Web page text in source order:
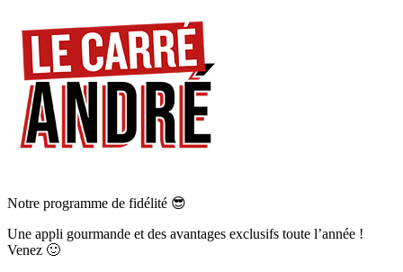
Notre programme de fidélité 😎
Une appli gourmande et des avantages exclusifs toute l’année !
Venez 🙂